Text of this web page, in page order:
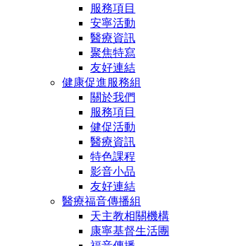
服務項目
安寧活動
醫療資訊
聚焦特寫
友好連結
健康促進服務組
關於我們
服務項目
健促活動
醫療資訊
特色課程
影音小品
友好連結
醫療福音傳播組
天主教相關機構
康寧基督生活團